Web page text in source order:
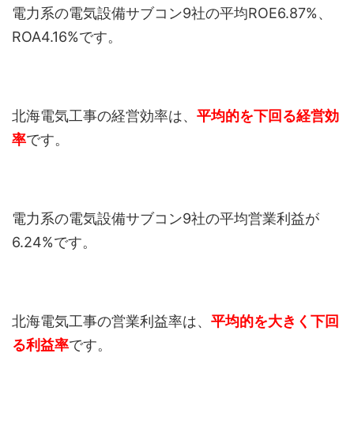
電力系の電気設備サブコン9社の平均ROE6.87%、
ROA4.16%です。
北海電気工事の経営効率は、 平均的を下回る経営効
率です。
電力系の電気設備サブコン9社の平均営業利益が
6.24%です。
北海電気工事の営業利益率は、 平均的を大きく下回
る利益率です。